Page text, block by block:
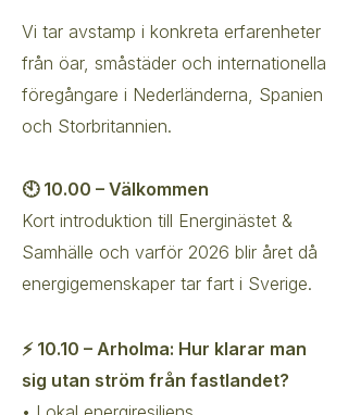
Vi tar avstamp i konkreta erfarenheter
från öar, småstäder och internationella
föregångare i Nederländerna, Spanien
och Storbritannien.
🕙 10.00 – Välkommen
Kort introduktion till Energinästet &
Samhälle och varför 2026 blir året då
energigemenskaper tar fart i Sverige.
⚡ 10.10 – Arholma: Hur klarar man
sig utan ström från fastlandet?